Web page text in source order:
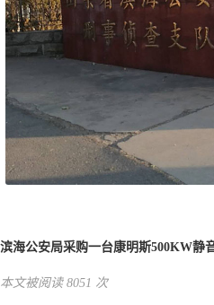
滨海公安局采购一台康明斯500KW静
本文被阅读 8051 次